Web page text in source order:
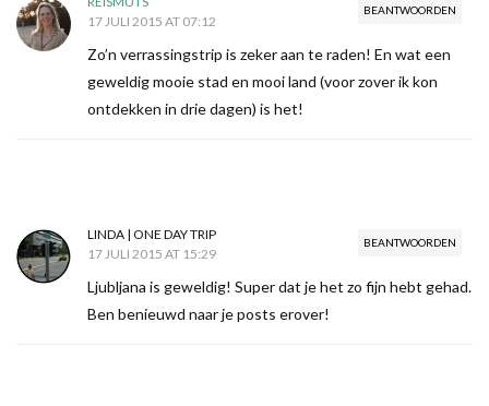
BEANTWOORDEN
17 JULI 2015 AT 07:12
Zo’n verrassingstrip is zeker aan te raden! En wat een
geweldig mooie stad en mooi land (voor zover ik kon
ontdekken in drie dagen) is het!
BEANTWOORDEN
LINDA | ONE DAY TRIP
17 JULI 2015 AT 15:29
Ljubljana is geweldig! Super dat je het zo fijn hebt gehad.
Ben benieuwd naar je posts erover!